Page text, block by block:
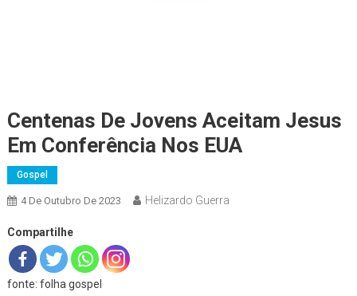
Centenas De Jovens Aceitam Jesus
Em Conferência Nos EUA
Gospel
4 De Outubro De 2023 Helizardo Guerra
Compartilhe
fonte: folha gospel